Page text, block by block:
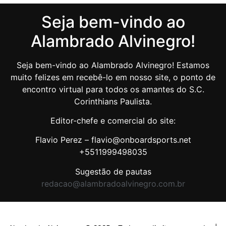
Seja bem-vindo ao
Alambrado Alvinegro!
Seja bem-vindo ao Alambrado Alvinegro! Estamos
muito felizes em recebê-lo em nosso site, o ponto de
encontro virtual para todos os amantes do S.C.
Corinthians Paulista.
Editor-chefe e comercial do site:
Flavio Perez – flavio@onboardsports.net
+5511999498035
Sugestão de pautas
redacao@alambradoalvinegro.com.br